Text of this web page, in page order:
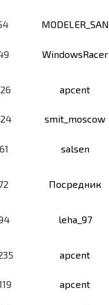
MODELER_SAN
WindowsRacer
apcent
smit_moscow
salsen
Посредник
leha_97
apcent
apcent